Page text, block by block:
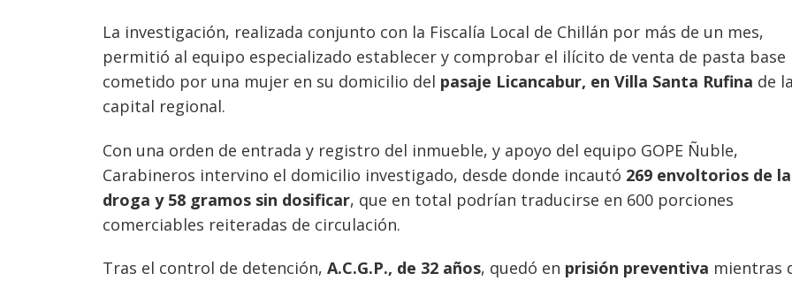
La investigación, realizada conjunto con la Fiscalía Local de Chillán por más de un mes,
permitió al equipo especializado establecer y comprobar el ilícito de venta de pasta base
cometido por una mujer en su domicilio del pasaje Licancabur, en Villa Santa Rufina de la
capital regional.
Con una orden de entrada y registro del inmueble, y apoyo del equipo GOPE Ñuble,
Carabineros intervino el domicilio investigado, desde donde incautó 269 envoltorios de la
droga y 58 gramos sin dosificar, que en total podrían traducirse en 600 porciones
comerciables reiteradas de circulación.
Tras el control de detención, A.C.G.P., de 32 años, quedó en prisión preventiva mientras